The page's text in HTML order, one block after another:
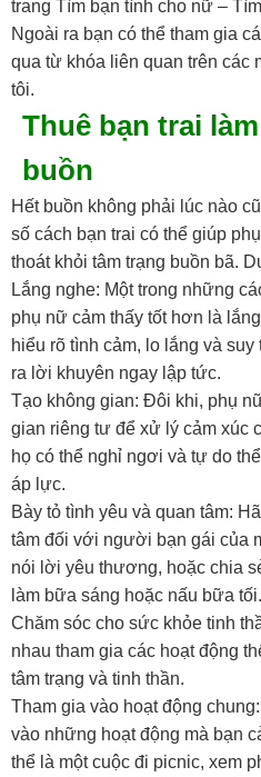
trang Tìm bạn tình cho nữ –
Ngoài ra bạn có thể tham gia
qua từ khóa liên quan trên các
tôi.
Thuê bạn trai
buồn
Hết buồn không phải lúc nào
số cách bạn trai có thể giúp
thoát khỏi tâm trạng buồn bã.
Lắng nghe: Một trong những
phụ nữ cảm thấy tốt hơn là
hiểu rõ tình cảm, lo lắng và
ra lời khuyên ngay lập tức.
Tạo không gian: Đôi khi, phụ
gian riêng tư để xử lý cảm xúc
họ có thể nghỉ ngơi và tự do
áp lực.
Bày tỏ tình yêu và quan tâm:
tâm đối với người bạn gái của
nói lời yêu thương, hoặc chia
làm bữa sáng hoặc nấu bữa tối.
Chăm sóc cho sức khỏe tinh
nhau tham gia các hoạt động
tâm trạng và tinh thần.
Tham gia vào hoạt động
vào những hoạt động mà bạn
thể là một cuộc đi picnic, xem